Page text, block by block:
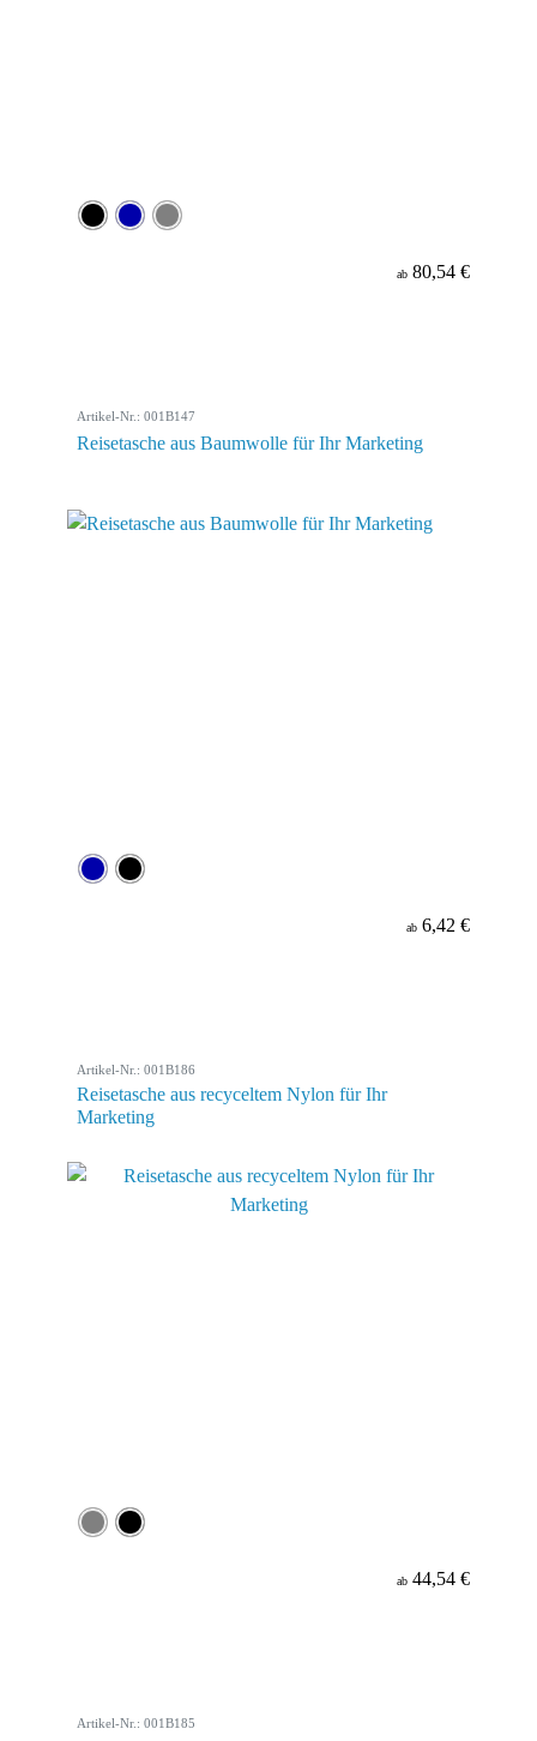
ab 80,54 €
Artikel-Nr.: 001B147
Reisetasche aus Baumwolle für Ihr Marketing
ab 6,42 €
Artikel-Nr.: 001B186
Reisetasche aus recyceltem Nylon für Ihr
Marketing
ab 44,54 €
Artikel-Nr.: 001B185